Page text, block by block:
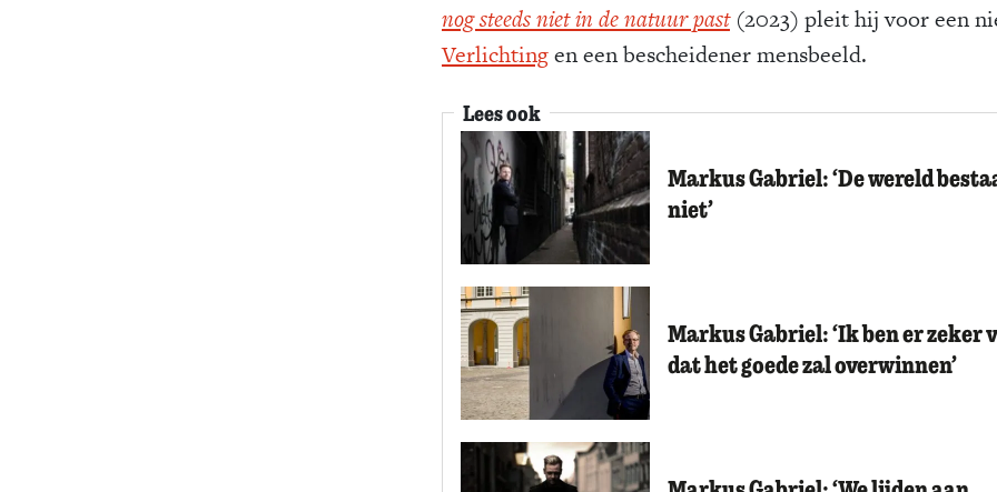
nog steeds niet in de natuur past(2023) pleithij voor een
Verlichtingen een bescheidener mensbeeld.
Lees ook
Markus Gabriel: ‘De wereld
niet’
Markus Gabriel: ‘Ik ben er zeker
dat het goede zal overwinnen’